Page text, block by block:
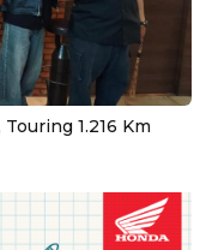
1.216 Km